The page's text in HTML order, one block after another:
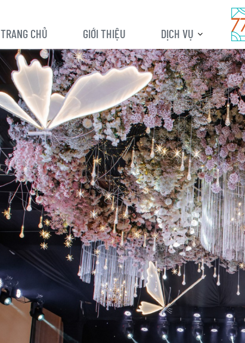
TRANG CHỦ GIỚI THIỆU DỊCH VỤ